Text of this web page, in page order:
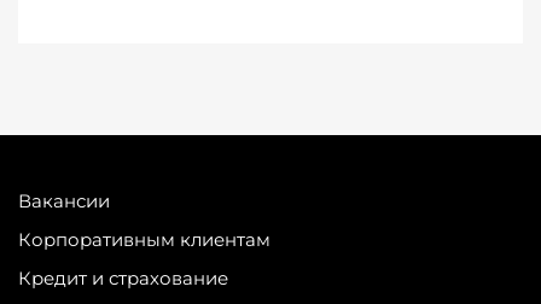
Вакансии
Корпоративным клиентам
Кредит и страхование